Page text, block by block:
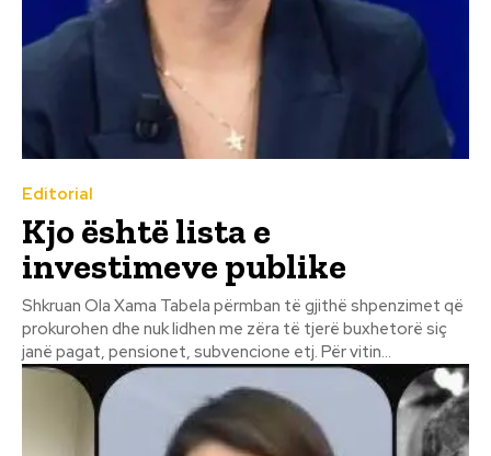
Editorial
Kjo është lista e
investimeve publike
Shkruan Ola Xama Tabela përmban të gjithë shpenzimet që
prokurohen dhe nuk lidhen me zëra të tjerë buxhetorë siç
janë pagat, pensionet, subvencione etj. Për vitin...